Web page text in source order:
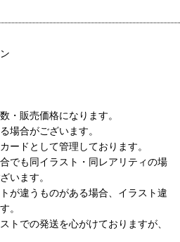
・販売価格になります。
場合がございます。
ードとして管理しております。
でも同イラスト・同レアリティの場
います。
が違うものがある場合、イラスト違
。
トでの発送を心がけておりますが、